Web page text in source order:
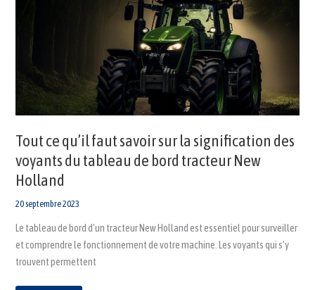
Tout ce qu’il faut savoir sur la signification des
voyants du tableau de bord tracteur New
Holland
20 septembre 2023
Le tableau de bord d’un tracteur New Holland est essentiel pour surveiller
et comprendre le fonctionnement de votre machine. Les voyants qui s’y
trouvent permettent
la
signification
des
du
tableau
de
bord
tracteur
Holland